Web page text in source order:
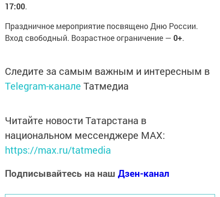
17:00.
Праздничное мероприятие посвящено Дню России.
Вход свободный. Возрастное ограничение — 0+.
Следите за самым важным и интересным в
Telegram-канале Татмедиа
Читайте новости Татарстана в
национальном мессенджере MАХ:
https://max.ru/tatmedia
Подписывайтесь на наш Дзен-канал